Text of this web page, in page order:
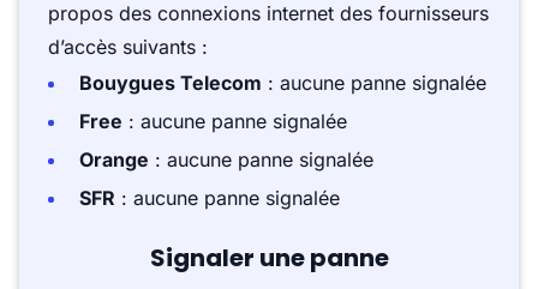
propos des connexions internet des fournisseurs
d’accès suivants :
Bouygues Telecom : aucune panne signalée
Free : aucune panne signalée
Orange : aucune panne signalée
SFR : aucune panne signalée
Signaler une panne